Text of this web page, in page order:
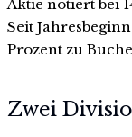
Aktie notiert bei
Seit
Prozent zu
Zwei